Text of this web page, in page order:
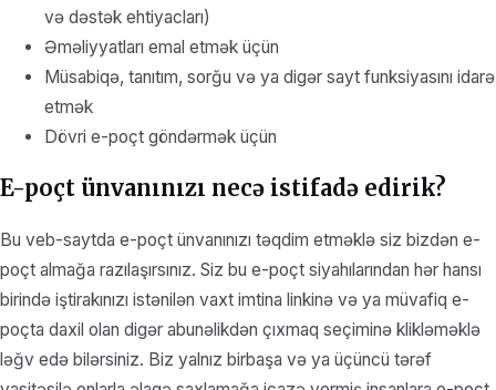
və dəstək ehtiyacları)
Əməliyyatları emal etmək üçün
Müsabiqə, tanıtım, sorğu və ya digər sayt funksiyasını idarə
etmək
Dövri e-poçt göndərmək üçün
E-poçt ünvanınızı necə istifadə edirik?
Bu veb-saytda e-poçt ünvanınızı təqdim etməklə siz bizdən e-
poçt almağa razılaşırsınız. Siz bu e-poçt siyahılarından hər hansı
birində iştirakınızı istənilən vaxt imtina linkinə və ya müvafiq e-
poçta daxil olan digər abunəlikdən çıxmaq seçiminə klikləməklə
ləğv edə bilərsiniz. Biz yalnız birbaşa və ya üçüncü tərəf